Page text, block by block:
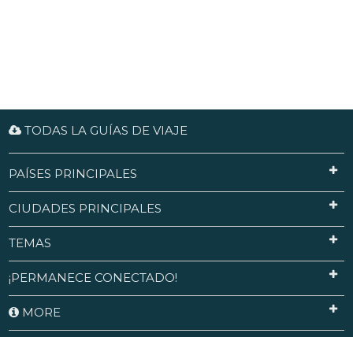
TODAS LA GUÍAS DE VIAJE
PAÍSES PRINCIPALES
CIUDADES PRINCIPALES
TEMAS
¡PERMANECE CONECTADO!
MORE